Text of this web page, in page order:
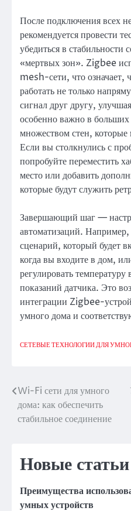
После подключения всех
рекомендуется провести
убедиться в стабильности
«мертвых зон». Zigbee
mesh-сети, что означает,
работать не только
сигнал друг другу,
особенно важно в
множеством стен, которые
Если вы столкнулись с
попробуйте переместить
место или добавить
которые будут служить
Завершающий шаг —
автоматизаций.
сценарий, который будет
когда вы входите в дом,
регулировать температуру
показаний датчика. Это
интеграции Zigbee-
умного дома и
СЕТЕВЫЕ ТЕХНОЛОГИИ ДЛЯ
Навигация
по
Wi-Fi сети для умного
дома: как обеспечить
стабильное соединение
Новые статьи
Преимущества
умных устройств